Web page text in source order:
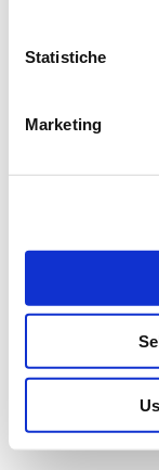
Statistiche
Marketing